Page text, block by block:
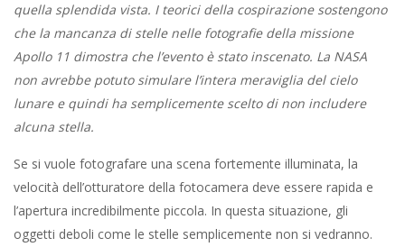
quella splendida vista. I teorici della cospirazione sostengono
che la mancanza di stelle nelle fotografie della missione
Apollo 11 dimostra che l’evento è stato inscenato. La NASA
non avrebbe potuto simulare l’intera meraviglia del cielo
lunare e quindi ha semplicemente scelto di non includere
alcuna stella.
Se si vuole fotografare una scena fortemente illuminata, la
velocità dell’otturatore della fotocamera deve essere rapida e
l’apertura incredibilmente piccola. In questa situazione, gli
oggetti deboli come le stelle semplicemente non si vedranno.